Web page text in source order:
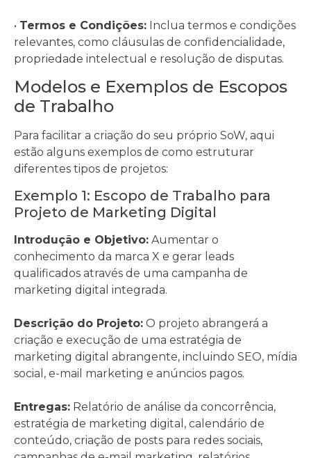
• Termos e Condições: Inclua termos e condições
relevantes, como cláusulas de confidencialidade,
propriedade intelectual e resolução de disputas.
Modelos e Exemplos de Escopos
de Trabalho
Para facilitar a criação do seu próprio SoW, aqui
estão alguns exemplos de como estruturar
diferentes tipos de projetos:
Exemplo 1: Escopo de Trabalho para
Projeto de Marketing Digital
Introdução e Objetivo: Aumentar o
conhecimento da marca X e gerar leads
qualificados através de uma campanha de
marketing digital integrada.
Descrição do Projeto: O projeto abrangerá a
criação e execução de uma estratégia de
marketing digital abrangente, incluindo SEO, mídia
social, e-mail marketing e anúncios pagos.
Entregas: Relatório de análise da concorrência,
estratégia de marketing digital, calendário de
conteúdo, criação de posts para redes sociais,